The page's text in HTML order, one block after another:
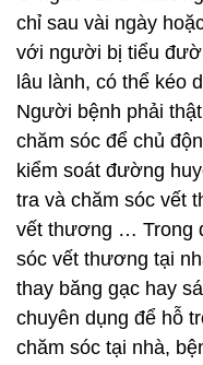
chỉ sau vài ngày
với người bị tiểu
lâu lành, có thể kéo
Người bệnh phải
chăm sóc để chủ
kiểm soát đường
tra và chăm sóc vết
vết thương … Trong
sóc vết thương tại
thay băng gạc hay
chuyên dụng để hỗ
chăm sóc tại nhà,